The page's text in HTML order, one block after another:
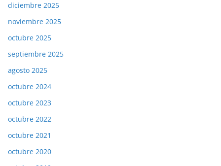
diciembre 2025
noviembre 2025
octubre 2025
septiembre 2025
agosto 2025
octubre 2024
octubre 2023
octubre 2022
octubre 2021
octubre 2020